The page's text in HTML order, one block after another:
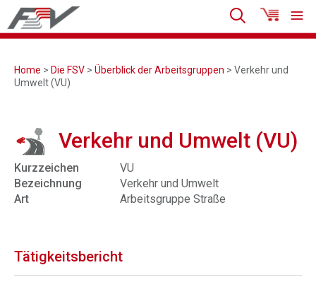
Home > Die FSV > Überblick der Arbeitsgruppen > Verkehr und
Umwelt (VU)
Verkehr und Umwelt (VU)
Kurzzeichen
VU
Bezeichnung
Verkehr und Umwelt
Art
Arbeitsgruppe Straße
Tätigkeitsbericht